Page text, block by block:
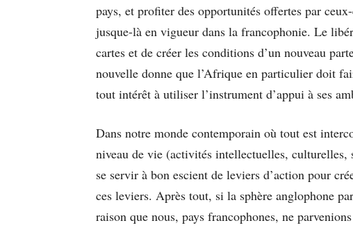
pays, et profiter des opportunités offertes par
jusque-là en vigueur dans la francophonie. Le
cartes et de créer les conditions d’un nouveau
nouvelle donne que l’Afrique en particulier doit
tout intérêt à utiliser l’instrument d’appui à ses
Dans notre monde contemporain où tout est
niveau de vie (activités intellectuelles, culturelles,
se servir à bon escient de leviers d’action pour
ces leviers. Après tout, si la sphère anglophone
raison que nous, pays francophones, ne